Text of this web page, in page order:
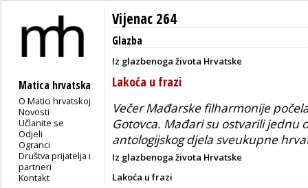
Matica hrvatska
O Matici hrvatskoj
Novosti
Učlanite se
Odjeli
Ogranci
Društva prijatelja i
partneri
Kontakt
Vijenac 264
Glazba
Iz glazbenoga života Hrvatske
Lakoća u frazi
Večer Mađarske filharmonije
Gotovca. Mađari su ostvarili jednu
antologijskog djela sveukupne
Iz glazbenoga života Hrvatske
Lakoća u frazi